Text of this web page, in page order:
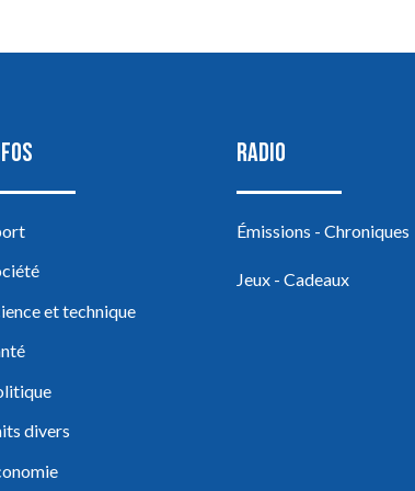
et technique
divers
RADIO
Émissions - Chroniques
Jeux - Cadeaux